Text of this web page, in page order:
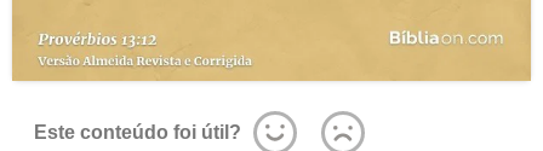
Este conteúdo foi útil?